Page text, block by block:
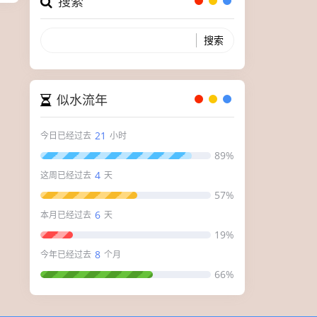
似水流年
今日已经过去 21 小时
89%
这周已经过去 4 天
57%
本月已经过去 6 天
19%
今年已经过去 8 个月
66%